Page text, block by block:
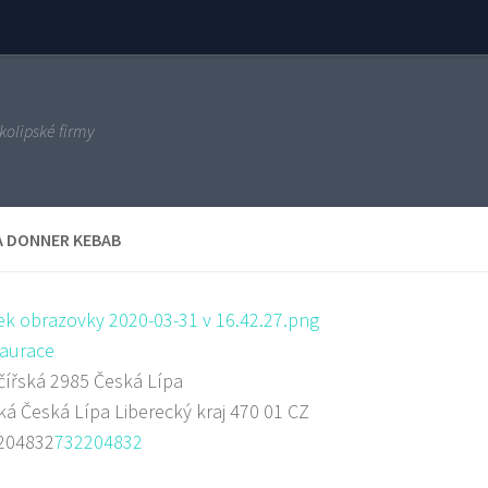
firmy
DONNER KEBAB
2985 Česká Lípa
Česká Lípa Liberecký kraj 470 01 CZ
732204832